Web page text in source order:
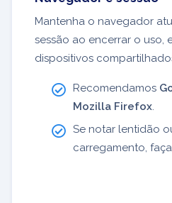
Mantenha o navegador
sessão ao encerrar o uso,
dispositivos
Recomendamos
Mozilla Firefox.
Se notar lentidão
carregamento,